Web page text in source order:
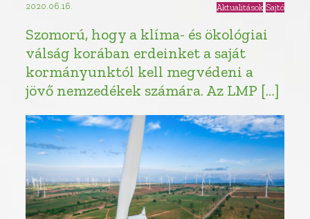
2020.06.16. Aktualitások Sajtó
Szomorú, hogy a klíma- és ökológiai
válság korában erdeinket a saját
kormányunktól kell megvédeni a
jövő nemzedékek számára. Az LMP […]